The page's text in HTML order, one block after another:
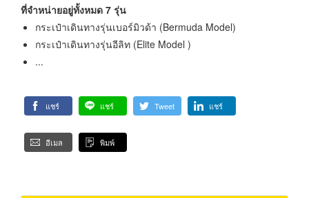
ที่จำหน่ายอยู่ทั้งหมด 7 รุ่น
กระเป๋าเดินทางรุ่นเบอร์มิวด้า (Bermuda Model)
กระเป๋าเดินทางรุ่นอีลิท (Elite Model )
...
แชร์ แชร์ Tweet แชร์
อีเมล พิมพ์